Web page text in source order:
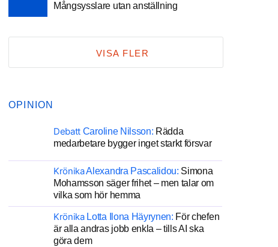
Mångsysslare utan anställning
VISA FLER
OPINION
Debatt Caroline Nilsson: Rädda
medarbetare bygger inget starkt försvar
KrönikaAlexandra Pascalidou: Simona
Mohamsson säger frihet – men talar om
vilka som hör hemma
Krönika Lotta Ilona Häyrynen: För chefen
är alla andras jobb enkla – tills AI ska
göra dem